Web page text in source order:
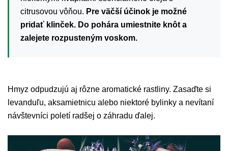
citrusovou vôňou. Pre väčší účinok je možné
pridať klinček. Do pohára umiestnite knôt a
zalejete rozpusteným voskom.
Hmyz odpudzujú aj rôzne aromatické rastliny. Zasaďte si
levanduľu, aksamietnicu alebo niektoré bylinky a nevítaní
návštevníci poletí radšej o záhradu ďalej.